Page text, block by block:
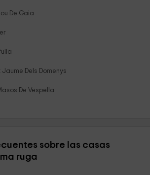
De Gaia
Dels Domenys
De Vespella
sobre las casas
ruga